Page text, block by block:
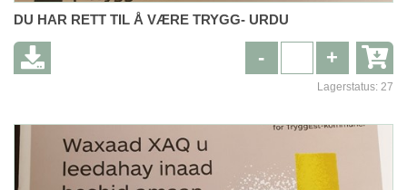
DU HAR RETT TIL Å VÆRE TRYGG- URDU
+
-
Lagerstatus: 27